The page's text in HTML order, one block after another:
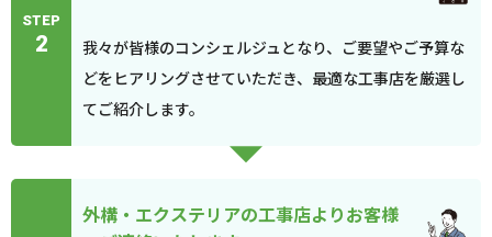
STEP
2
我々が皆様のコンシェルジュとなり、ご要望やご予算な
どをヒアリングさせていただき、最適な工事店を厳選し
てご紹介します。
外構・エクステリアの工事店よりお客様